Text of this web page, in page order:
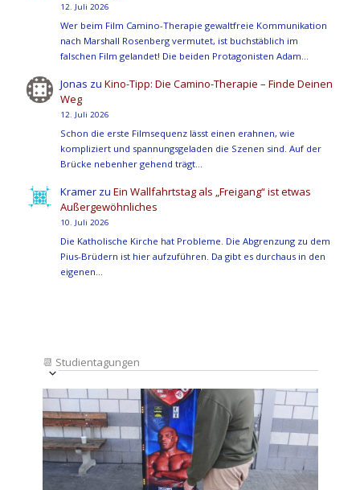
12. Juli 2026
Wer beim Film Camino-Therapie gewaltfreie Kommunikation
nach Marshall Rosenberg vermutet, ist buchstäblich im
falschen Film gelandet! Die beiden Protagonisten Adam…
Jonas zuKino-Tipp: Die Camino-Therapie – Finde Deinen
Weg
12. Juli 2026
Schon die erste Filmsequenz lässt einen erahnen, wie
kompliziert und spannungsgeladen die Szenen sind. Auf der
Brücke nebenher gehend trägt…
Kramer zuEin Wallfahrtstag als „Freigang“ ist etwas
Außergewöhnliches
10. Juli 2026
Die Katholische Kirche hat Probleme. Die Abgrenzung zu dem
Pius-Brüdern ist hier aufzuführen. Da gibt es durchaus in den
eigenen…
📆 Studientagungen
Ansichten-
Navigation
Veranstaltung
Ansichten-
Navigation
Datum
auswählen.
List
of
Veranstaltungen
in
Photo
View